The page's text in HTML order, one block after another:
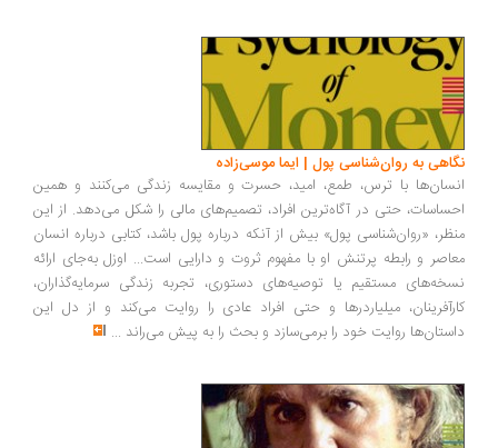
به روان‌شناسی پول | ایما موسی‌زاده
با ترس، طمع، امید، حسرت و مقایسه زندگی می‌کنند و همین
حتی در آگاه‌ترین افراد، تصمیم‌های مالی را شکل می‌دهد. از این
«روان‌شناسی پول» بیش از آنکه درباره پول باشد، کتابی درباره انسان
و رابطه پرتنش او با مفهوم ثروت و دارایی است... اوزل به‌جای ارائه
مستقیم یا توصیه‌های دستوری، تجربه زندگی سرمایه‌گذاران،
میلیاردرها و حتی افراد عادی را روایت می‌کند و از دل این
روایت خود را برمی‌سازد و بحث را به پیش می‌راند ...